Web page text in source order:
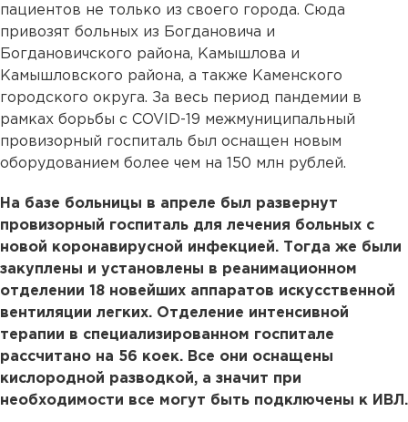
пациентов не только из своего города. Сюда
привозят больных из Богдановича и
Богдановичского района, Камышлова и
Камышловского района, а также Каменского
городского округа. За весь период пандемии в
рамках борьбы с COVID-19 межмуниципальный
провизорный госпиталь был оснащен новым
оборудованием более чем на 150 млн рублей.
На базе больницы в апреле был развернут
провизорный госпиталь для лечения больных с
новой коронавирусной инфекцией. Тогда же были
закуплены и установлены в реанимационном
отделении 18 новейших аппаратов искусственной
вентиляции легких. Отделение интенсивной
терапии в специализированном госпитале
рассчитано на 56 коек. Все они оснащены
кислородной разводкой, а значит при
необходимости все могут быть подключены к ИВЛ.